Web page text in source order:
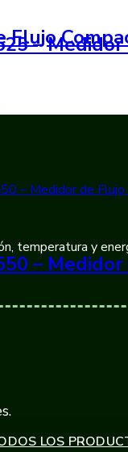
–
–
LOS
Flujo
temperatura y